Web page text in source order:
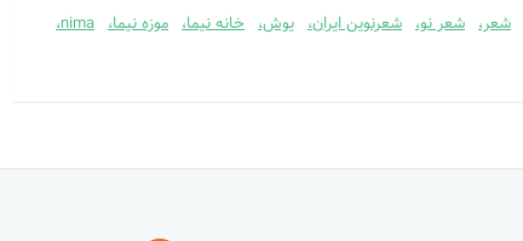
شعر، شعر نو، شعرنوین ایران، یوش، خانه نیما، موزه نیما، nima،